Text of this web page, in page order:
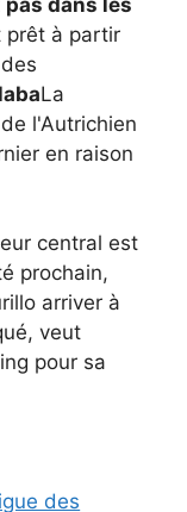
prêt à partir
La
l'Autrichien
en raison
central est
prochain,
arriver à
veut
pour sa
des